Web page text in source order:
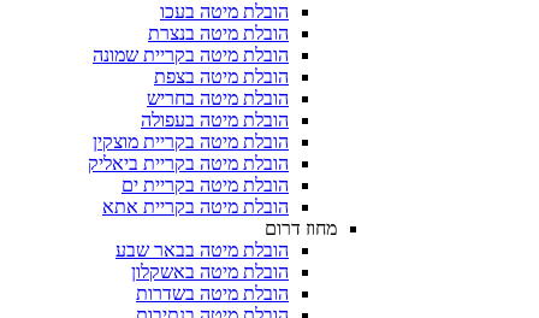
הובלת מיטה בנצרת
הובלת מיטה בקריית שמונה
הובלת מיטה בצפת
הובלת מיטה בחריש
הובלת מיטה בעפולה
הובלת מיטה בקריית מוצקין
הובלת מיטה בקריית ביאליק
הובלת מיטה בקריית ים
הובלת מיטה בקריית אתא
הובלת מיטה בבאר שבע
הובלת מיטה באשקלון
הובלת מיטה בשדרות